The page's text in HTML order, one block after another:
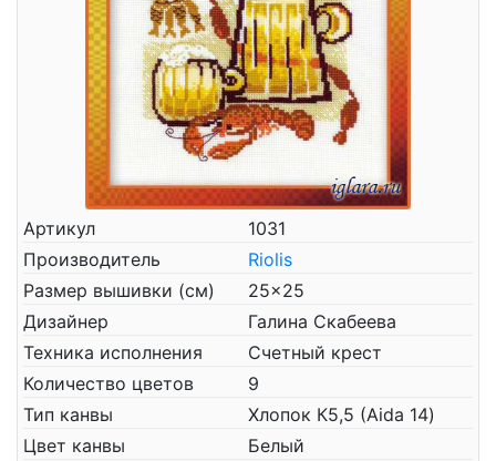
Артикул
1031
Производитель
Riolis
Размер вышивки (см)
25x25
Дизайнер
Галина Скабеева
Техника исполнения
Счетный крест
Количество цветов
9
Тип канвы
Хлопок К5,5 (Aida 14)
Цвет канвы
Белый